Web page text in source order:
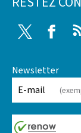
Twitter
Newsletter
E-mail